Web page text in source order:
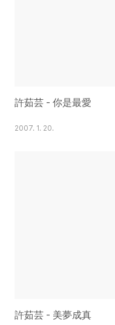
許茹芸 - 你是最愛
2007. 1. 20.
許茹芸 - 美夢成真